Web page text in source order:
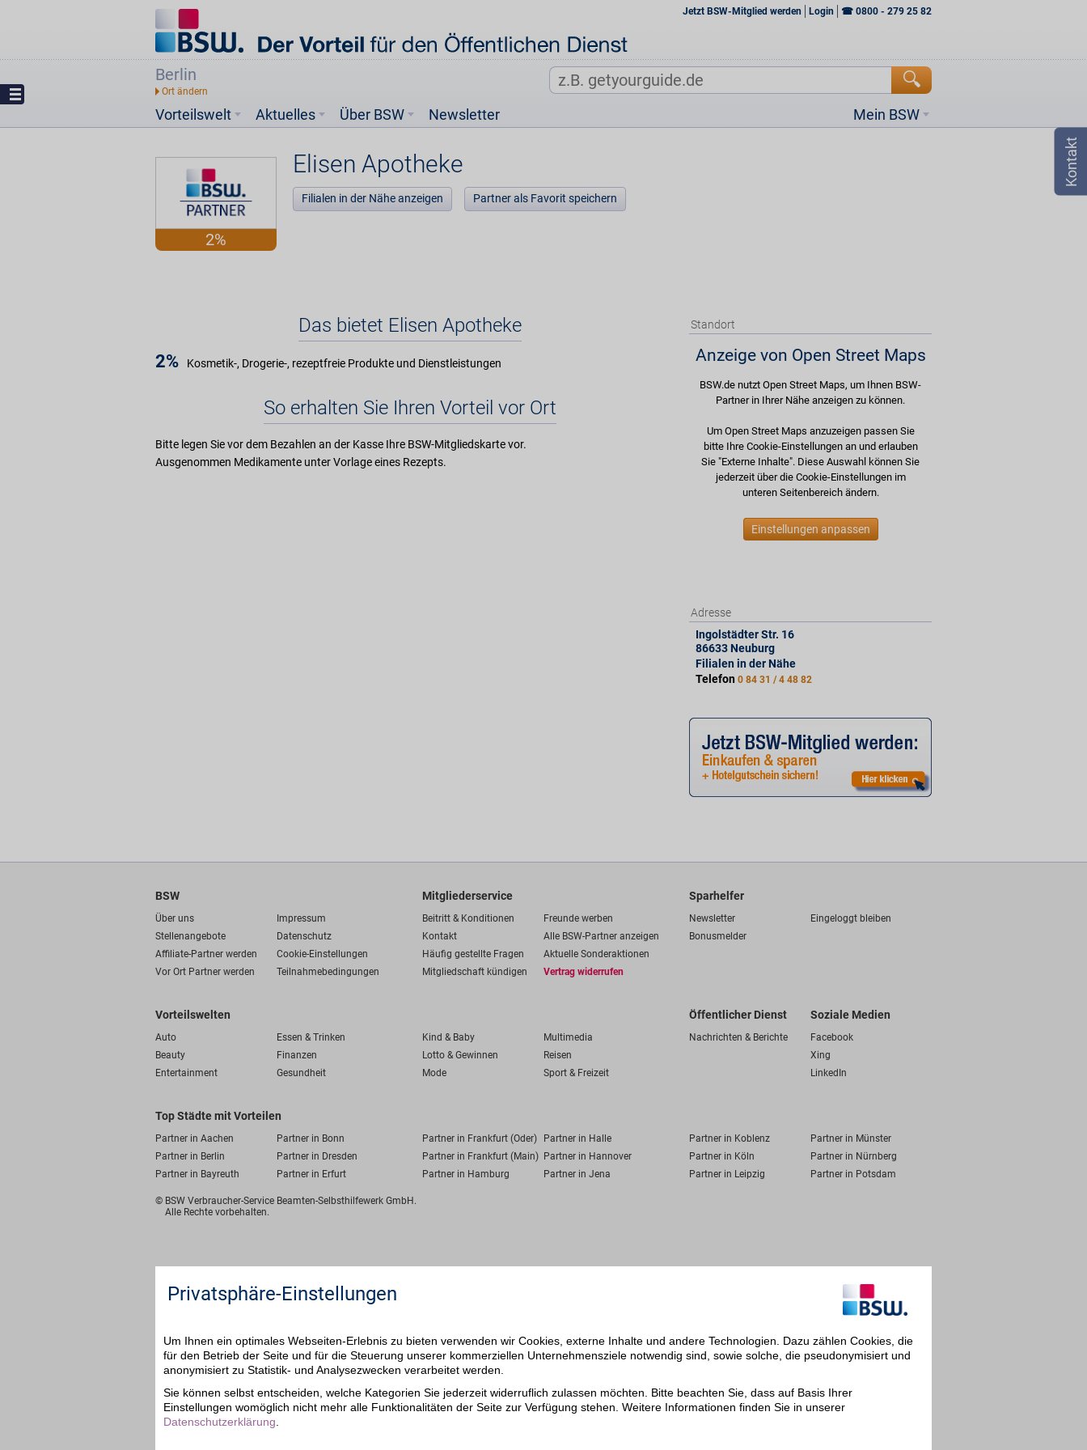
Jetzt BSW-Mitglied werden Login ☎ 0800 - 279 25 82
Berlin
Vorteilswelt Mein BSW
Aktuelles Über BSW Newsletter
2%
Elisen Apotheke
Filialen in der Nähe anzeigen Partner als Favorit speichern
Das bietet Elisen Apotheke
2% Kosmetik-, Drogerie-, rezeptfreie Produkte und Dienstleistungen
So erhalten Sie Ihren Vorteil vor Ort
Bitte legen Sie vor dem Bezahlen an der Kasse Ihre BSW-Mitgliedskarte vor.
Ausgenommen Medikamente unter Vorlage eines Rezepts.
Standort
Anzeige von Open Street Maps
BSW.de nutzt Open Street Maps, um Ihnen BSW-
Partner in Ihrer Nähe anzeigen zu können.
Um Open Street Maps anzuzeigen passen Sie
bitte Ihre Cookie-Einstellungen an und erlauben
Sie "Externe Inhalte". Diese Auswahl können Sie
jederzeit über die Cookie-Einstellungen im
unteren Seitenbereich ändern.
Einstellungen anpassen
Adresse
Ingolstädter Str. 16
86633 Neuburg
Filialen in der Nähe
Telefon 0 84 31 / 4 48 82
BSW
Über uns
Impressum
Stellenangebote
Datenschutz
Affiliate-Partner werden
Cookie-Einstellungen
Vor Ort Partner werden
Teilnahmebedingungen
Mitgliederservice
Beitritt & Konditionen
Freunde werben
Kontakt
Alle BSW-Partner anzeigen
Häufig gestellte Fragen
Aktuelle Sonderaktionen
Mitgliedschaft kündigen
Vertrag widerrufen
Sparhelfer
Newsletter
Eingeloggt bleiben
Bonusmelder
Vorteilswelten
Auto Essen & Trinken Kind & Baby
Multimedia
Beauty
Finanzen Lotto & Gewinnen
Reisen
Entertainment
Gesundheit Mode Sport & Freizeit
Öffentlicher Dienst
Nachrichten & Berichte
Soziale Medien
Facebook
Xing
LinkedIn
Top Städte mit Vorteilen
Partner in Aachen Partner in Bonn Partner in Frankfurt (Oder) Partner in Halle Partner in Koblenz
Partner in Münster
Partner in Berlin
Partner in Dresden Partner in Frankfurt (Main) Partner in Hannover Partner in Köln
Partner in Nürnberg
Partner in Bayreuth
Partner in Erfurt Partner in Hamburg Partner in Jena Partner in Leipzig Partner in Potsdam
© BSW Verbraucher-Service Beamten-Selbsthilfewerk GmbH.
Alle Rechte vorbehalten.
Privatsphäre-Einstellungen
Um Ihnen ein optimales Webseiten-Erlebnis zu bieten verwenden wir Cookies, externe Inhalte und andere Technologien. Dazu zählen Cookies, die
für den Betrieb der Seite und für die Steuerung unserer kommerziellen Unternehmensziele notwendig sind, sowie solche, die pseudonymisiert und
anonymisiert zu Statistik- und Analysezwecken verarbeitet werden.
Sie können selbst entscheiden, welche Kategorien Sie jederzeit widerruflich zulassen möchten. Bitte beachten Sie, dass auf Basis Ihrer
Einstellungen womöglich nicht mehr alle Funktionalitäten der Seite zur Verfügung stehen. Weitere Informationen finden Sie in unserer
Datenschutzerklärung